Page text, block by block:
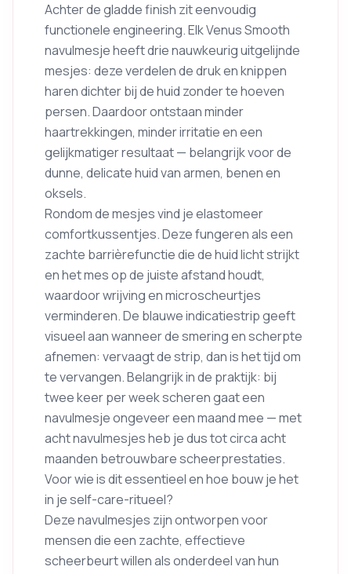
Achter de gladde finish zit eenvoudig
functionele engineering. Elk Venus Smooth
navulmesje heeft drie nauwkeurig uitgelijnde
mesjes: deze verdelen de druk en knippen
haren dichter bij de huid zonder te hoeven
persen. Daardoor ontstaan minder
haartrekkingen, minder irritatie en een
gelijkmatiger resultaat — belangrijk voor de
dunne, delicate huid van armen, benen en
oksels.
Rondom de mesjes vind je elastomeer
comfortkussentjes. Deze fungeren als een
zachte barrièrefunctie die de huid licht strijkt
en het mes op de juiste afstand houdt,
waardoor wrijving en microscheurtjes
verminderen. De blauwe indicatiestrip geeft
visueel aan wanneer de smering en scherpte
afnemen: vervaagt de strip, dan is het tijd om
te vervangen. Belangrijk in de praktijk: bij
twee keer per week scheren gaat een
navulmesje ongeveer een maand mee — met
acht navulmesjes heb je dus tot circa acht
maanden betrouwbare scheerprestaties.
Voor wie is dit essentieel en hoe bouw je het
in je self-care-ritueel?
Deze navulmesjes zijn ontworpen voor
mensen die een zachte, effectieve
scheerbeurt willen als onderdeel van hun